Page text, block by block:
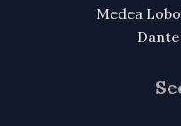
Medea